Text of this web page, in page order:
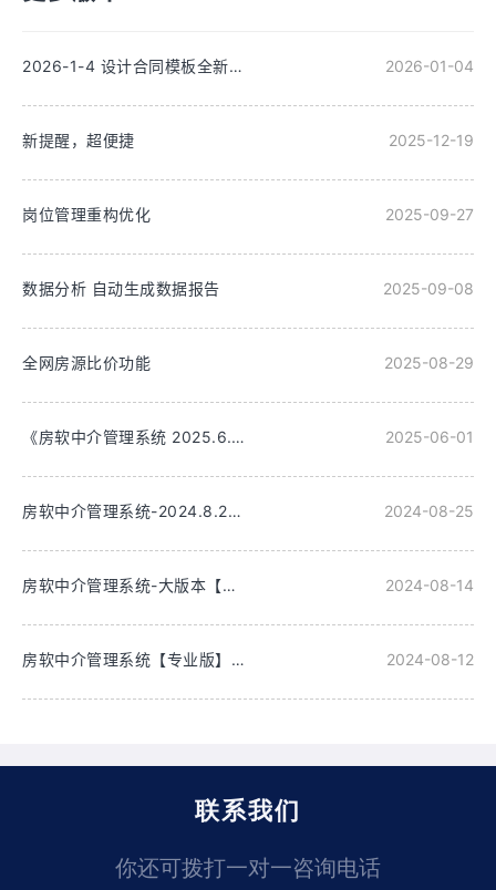
2026-1-4 设计合同模板全新改版 2026-01-04
新提醒，超便捷 2025-12-19
岗位管理重构优化 2025-09-27
数据分析 自动生成数据报告 2025-09-08
全网房源比价功能 2025-08-29
《房软中介管理系统 2025.6.1 重磅更新：功能拓展与优化全解析》 2025-06-01
房软中介管理系统-2024.8.25更新 2024-08-25
房软中介管理系统-大版本【专业版】2024.8.14更新 2024-08-14
房软中介管理系统【专业版】2024.8.12更新 2024-08-12
联系我们
你还可拨打一对一咨询电话